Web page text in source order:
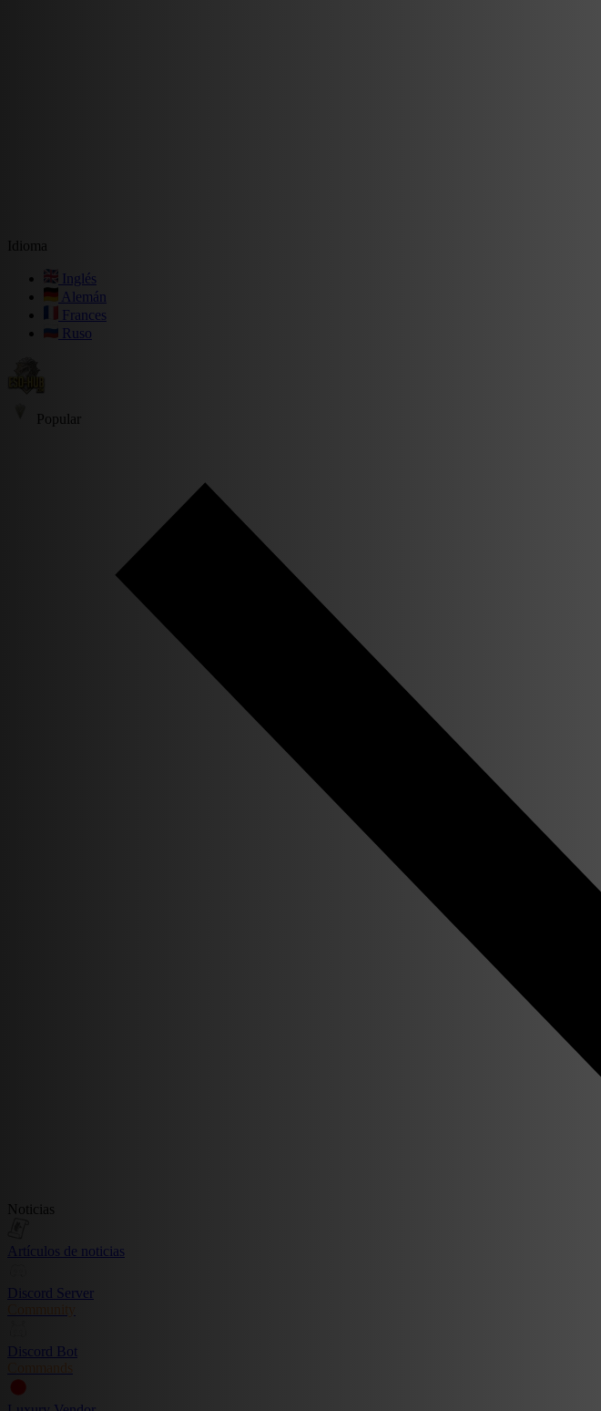
Idioma
Inglés
Alemán
Frances
Ruso
Popular
Noticias
Artículos de noticias
Discord Server
Community
Discord Bot